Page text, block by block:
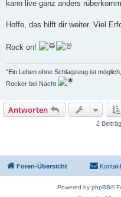
kann live ganz anders
Hoffe, das hilft dir weiter. Viel
Rock on!
"Ein Leben ohne Schlagzeug ist
Rocker bei Nacht
Antworten
2
Foren-Übersicht Kontakt
Powered by phpBB®